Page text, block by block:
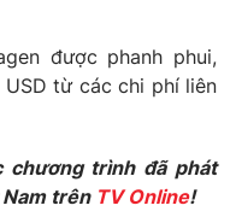
được phanh phui,
từ các chi phí liên
chương trình đã phát
trên TV Online!